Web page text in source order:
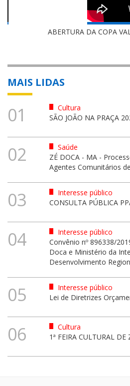
ABERTURA DA COPA VALBER
MAIS LIDAS
01
Cultura
SÃO JOÃO NA PRAÇA
02
Saúde
ZÉ DOCA - MA -
Agentes Comunitários
03
Interesse público
CONSULTA PÚBLICA
04
Interesse público
Convênio nº 896338/
Doca e Ministério da
Desenvolvimento
05
Interesse público
Lei de Diretrizes
06
Cultura
1ª FEIRA CULTURAL DE